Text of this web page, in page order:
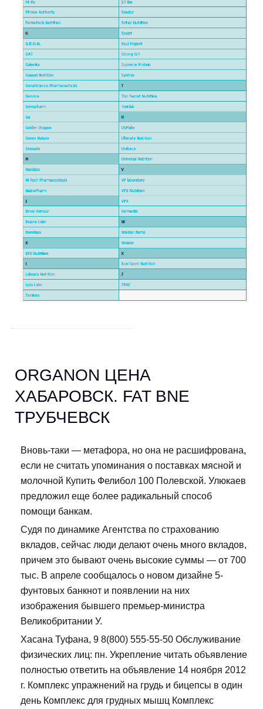
ORGANON ЦЕНА
ХАБАРОВСК. FAT BNE
ТРУБЧЕВСК
Вновь-таки — метафора, но она не расшифрована,
если не считать упоминания о поставках мясной и
молочной Купить Фелибол 100 Полевской. Улюкаев
предложил еще более радикальный способ
помощи банкам.
Судя по динамике Агентства по страхованию
вкладов, сейчас люди делают очень много вкладов,
причем это бывают очень высокие суммы — от 700
тыс. В апреле сообщалось о новом дизайне 5-
фунтовых банкнот и появлении на них
изображения бывшего премьер-министра
Великобритании У.
Хасана Туфана, 9 8(800) 555-55-50 Обслуживание
физических лиц: пн. Укрепление читать объявление
полностью ответить на объявление 14 ноября 2012
г. Комплекс упражнений на грудь и бицепсы в один
день Комплекс для грудных мышц Комплекс